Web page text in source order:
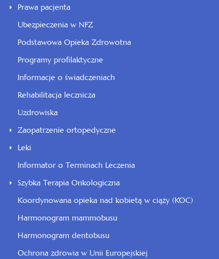
Prawa pacjenta
Ubezpieczenia w NFZ
Podstawowa Opieka Zdrowotna
Programy profilaktyczne
Informacje o świadczeniach
Rehabilitacja lecznicza
Uzdrowiska
Zaopatrzenie ortopedyczne
Leki
Informator o Terminach Leczenia
Szybka Terapia Onkologiczna
Koordynowana opieka nad kobietą w ciąży (KOC)
Harmonogram mammobusu
Harmonogram dentobusu
Ochrona zdrowia w Unii Europejskiej